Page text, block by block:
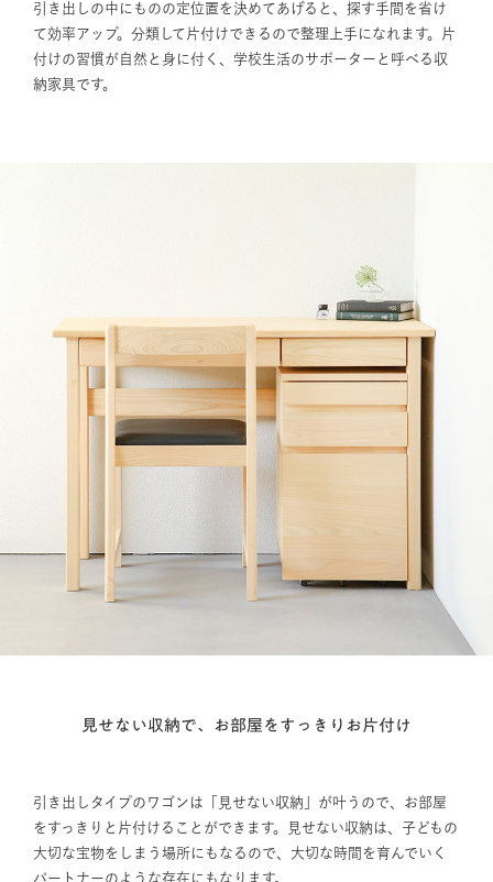
引き出しの中にものの定位置を決めてあげると、探す手間を省け
て効率アップ。分類して片付けできるので整理上手になれます。片
付けの習慣が自然と身に付く、学校生活のサポーターと呼べる収
納家具です。
見せない収納で、お部屋をすっきりお片付け
引き出しタイプのワゴンは「見せない収納」が叶うので、お部屋
をすっきりと片付けることができます。見せない収納は、子どもの
大切な宝物をしまう場所にもなるので、大切な時間を育んでいく
パートナーのような存在にもなります。